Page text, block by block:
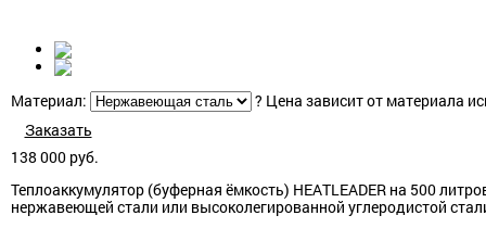
Материал: ? Цена зависит от материала
Заказать
138 000руб.
Теплоаккумулятор (буферная ёмкость) HEATLEADER на 500
нержавеющей стали или высоколегированной углеродистой